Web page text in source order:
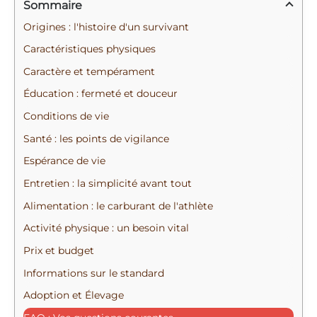
Sommaire
Origines : l'histoire d'un survivant
Caractéristiques physiques
Caractère et tempérament
Éducation : fermeté et douceur
Conditions de vie
Santé : les points de vigilance
Espérance de vie
Entretien : la simplicité avant tout
Alimentation : le carburant de l'athlète
Activité physique : un besoin vital
Prix et budget
Informations sur le standard
Adoption et Élevage